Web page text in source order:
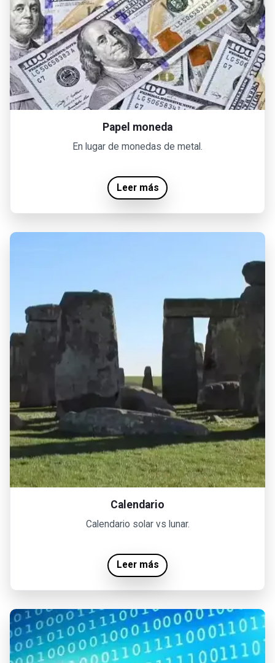
Papel moneda
En lugar de monedas de metal.
Leer más
Calendario
Calendario solar vs lunar.
Leer más